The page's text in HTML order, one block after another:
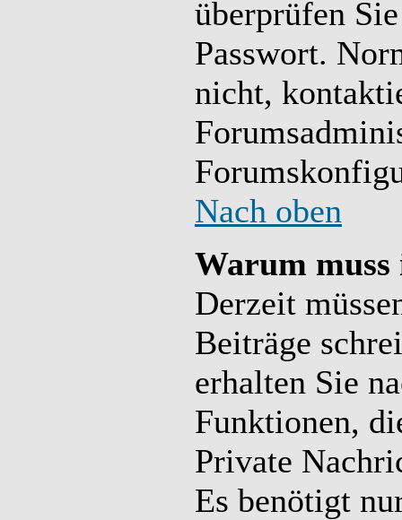
überprüfen
Passwort.
nicht,
Nach oben
Warum
Derzeit
Beiträge
erhalten Sie
Funktionen,
Private
Es benötigt